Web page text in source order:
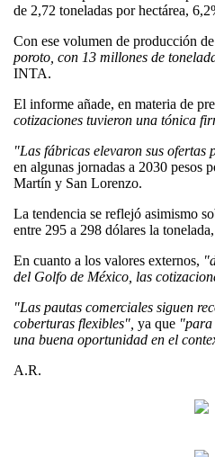
de 2,72 toneladas por hectárea,
Con ese volumen de producción
poroto, con 13 millones de
INTA.
El informe añade, en materia de
cotizaciones tuvieron una tónica
"Las fábricas elevaron sus
en algunas jornadas a 2030 pesos
Martín y San Lorenzo.
La tendencia se reflejó asimismo
entre 295 a 298 dólares la
En cuanto a los valores externos,
del Golfo de México, las
"Las pautas comerciales siguen
coberturas flexibles", ya que "para
una buena oportunidad en el
A.R.